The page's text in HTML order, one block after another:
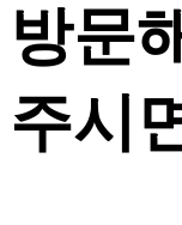
방문
주시